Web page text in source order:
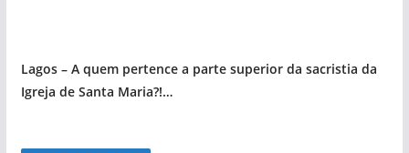
Lagos – A quem pertence a parte superior da sacristia da
Igreja de Santa Maria?!…